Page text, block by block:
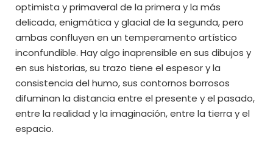
optimista y primaveral de la primera y la más
delicada, enigmática y glacial de la segunda, pero
ambas confluyen en un temperamento artístico
inconfundible. Hay algo inaprensible en sus dibujos y
en sus historias, su trazo tiene el espesor y la
consistencia del humo, sus contornos borrosos
difuminan la distancia entre el presente y el pasado,
entre la realidad y la imaginación, entre la tierra y el
espacio.